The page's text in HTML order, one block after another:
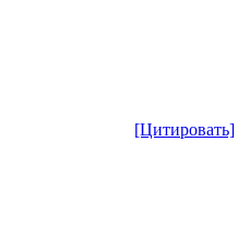
[Цитировать]